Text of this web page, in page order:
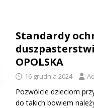
Standardy
OPOLSKA
16 grudnia 2024
Pozwólcie dzieciom
do takich bowiem